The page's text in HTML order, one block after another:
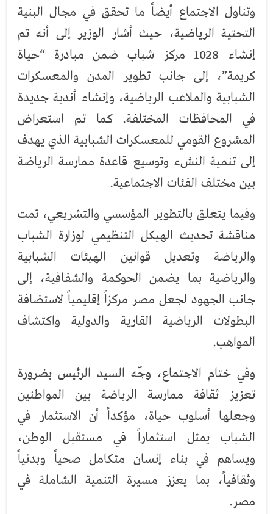
وتناول الاجتماع أيضاً ما تحقق في مجال البنية
التحتية الرياضية، حيث أشار الوزير إلى أنه تم
إنشاء 1028 مركز شباب ضمن مبادرة “حياة
كريمة”، إلى جانب تطوير المدن والمعسكرات
الشبابية والملاعب الرياضية، وإنشاء أندية جديدة
في المحافظات المختلفة. كما تم استعراض
المشروع القومي للمعسكرات الشبابية الذي يهدف
إلى تنمية النشء وتوسيع قاعدة ممارسة الرياضة
بين مختلف الفئات الاجتماعية.
وفيما يتعلق بالتطوير المؤسسي والتشريعي، تمت
مناقشة تحديث الهيكل التنظيمي لوزارة الشباب
والرياضة وتعديل قوانين الهيئات الشبابية
والرياضية بما يضمن الحوكمة والشفافية، إلى
جانب الجهود لجعل مصر مركزاً إقليمياً لاستضافة
البطولات الرياضية القارية والدولية واكتشاف
المواهب.
وفي ختام الاجتماع، وجّه السيد الرئيس بضرورة
تعزيز ثقافة ممارسة الرياضة بين المواطنين
وجعلها أسلوب حياة، مؤكداً أن الاستثمار في
الشباب يمثل استثماراً في مستقبل الوطن،
ويساهم في بناء إنسان متكامل صحياً وبدنياً
وثقافياً، بما يعزز مسيرة التنمية الشاملة في
مصر.